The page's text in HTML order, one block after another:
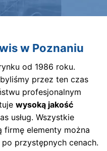
w Poznaniu
od 1986 roku.
przez ten czas
profesjonalnym
wysoką jakość
usług. Wszystkie
firmę elementy można
przystępnych cenach.